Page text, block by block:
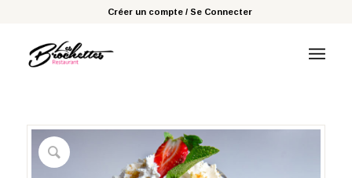
Créer un compte / Se Connecter